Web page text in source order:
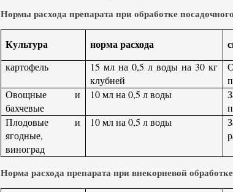
Нормы расхода препарата при обработке
Культура норма расхода
картофель
15 мл на 0,5 л воды на 30 кг
клубней
Овощные и
бахчевые
10 мл на 0,5 л воды
Плодовые и
ягодные,
виноград
10 мл на 0,5 л воды
Норма расхода препарата при внекорневой